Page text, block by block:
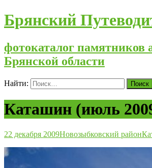
Брянский
фотокаталог памятников
Брянской области
Найти:
Каташин (июль
22 декабря 2009Новозыбковский район